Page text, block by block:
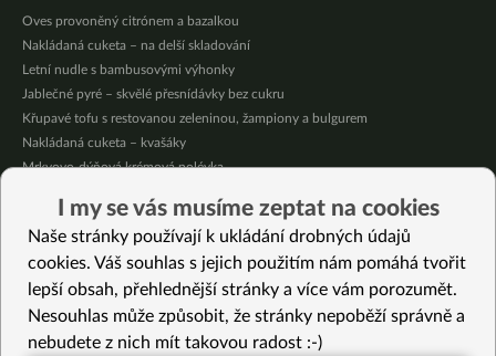
Oves provoněný citrónem a bazalkou
Nakládaná cuketa – na delší skladování
Letní nudle s bambusovými výhonky
Jablečné pyré – skvělé přesnídávky bez cukru
Křupavé tofu s restovanou zeleninou, žampiony a bulgurem
Nakládaná cuketa – kvašáky
Mrkvovo-dýňová krémová polévka
Osvěžující čaj s citronovými bylinkami
Nepečený jablečný dort s rybízem
Vybrané recepty
Carpaccio z artyčoků
I my se vás musíme zeptat na cookies
Naše stránky používají k ukládání drobných údajů
cookies. Váš souhlas s jejich použitím nám pomáhá tvořit
lepší obsah, přehlednější stránky a více vám porozumět.
Nesouhlas může způsobit, že stránky nepoběží správně a
nebudete z nich mít takovou radost :-)